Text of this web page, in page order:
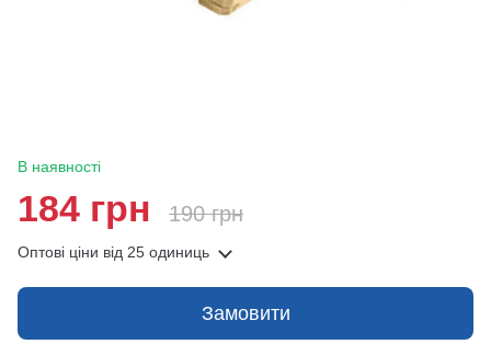
В наявності
184 грн 190 грн
Оптові ціни від 25 одиниць
Замовити